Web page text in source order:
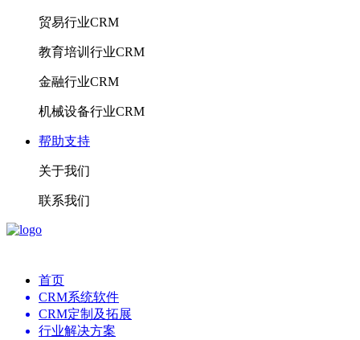
贸易行业CRM
教育培训行业CRM
金融行业CRM
机械设备行业CRM
帮助支持
关于我们
联系我们
首页
CRM系统软件
CRM定制及拓展
行业解决方案